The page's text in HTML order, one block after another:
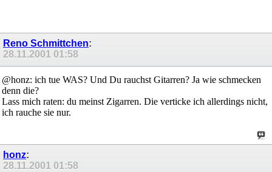
Reno Schmittchen:
28.11.2001 01:58
@honz: ich tue WAS? Und Du rauchst Gitarren? Ja wie schmecken
denn die?
Lass mich raten: du meinst Zigarren. Die verticke ich allerdings nicht,
ich rauche sie nur.
honz:
28.11.2001 01:58